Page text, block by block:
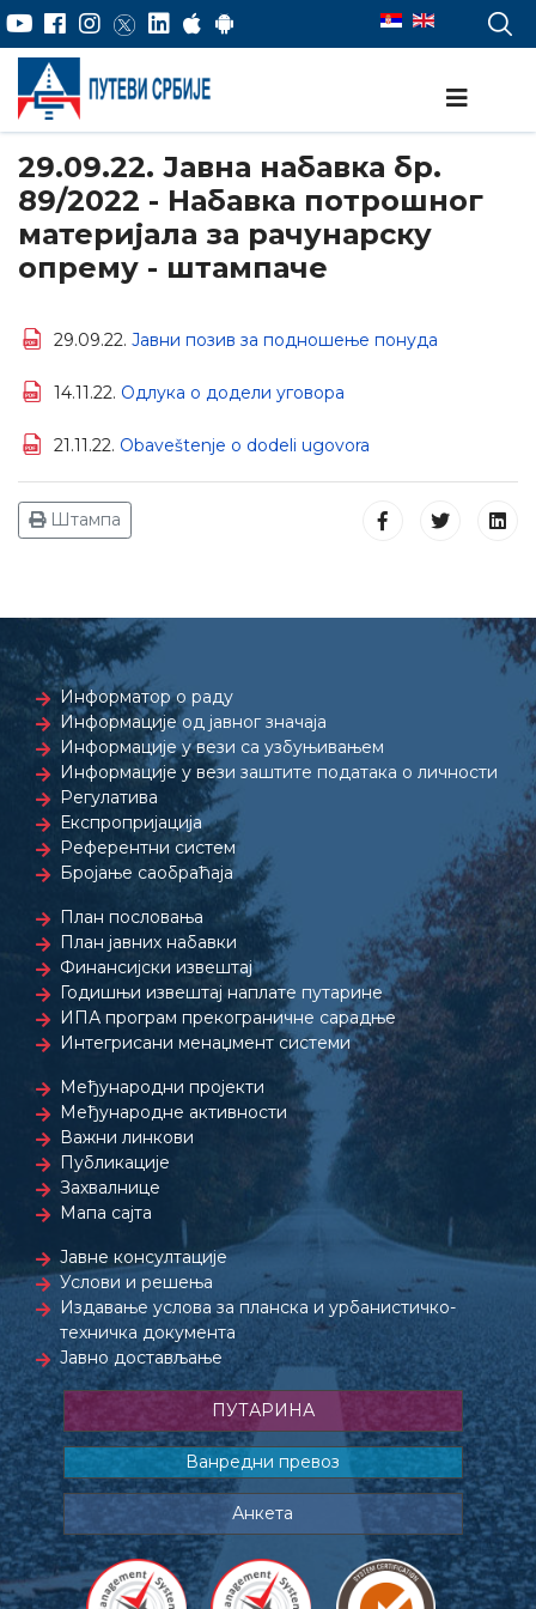
29.09.22. Јавна набавка бр.
89/2022 - Набавка потрошног
материјала за рачунарску
опрему - штампаче
29.09.22. Јавни позив за подношење понуда
14.11.22. Одлука о додели уговора
21.11.22. Obaveštenje o dodeli ugovora
Штампа
Информатор о раду
Информације од јавног значаја
Информације у вези са узбуњивањем
Информације у вези заштите података о личности
Регулатива
Експропријација
Референтни систем
Бројање саобраћаја
План пословања
План јавних набавки
Финансијски извештај
Годишњи извештај наплате путарине
ИПА програм прекограничне сарадње
Интегрисани менаџмент системи
Међународни пројекти
Међународне активности
Важни линкови
Публикације
Захвалнице
Мапа сајта
Јавне консултације
Услови и решења
Издавање услова за планска и урбанистичко-
техничка документа
Јавно достављање
ПУТАРИНА
Ванредни превоз
Анкета